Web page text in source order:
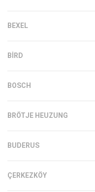
BEXEL
BIRD
BOSCH
BRÖTJE HEUZUNG
BUDERUS
ÇERKEZKÖY